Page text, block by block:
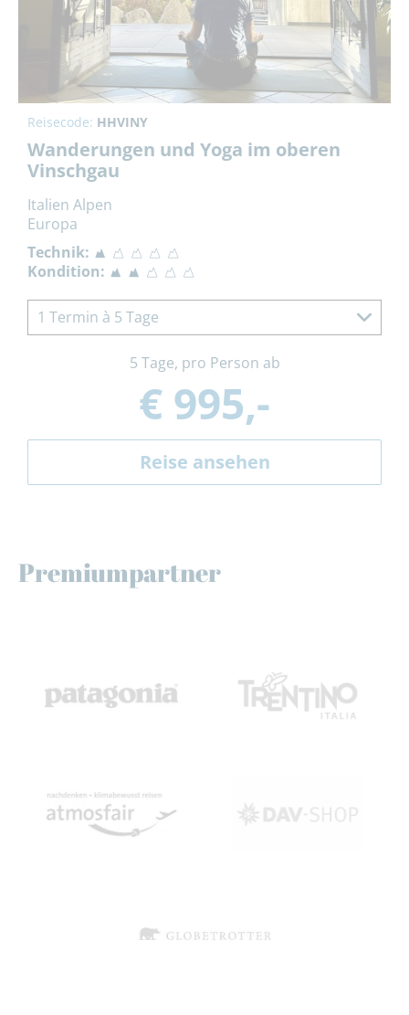
Reisecode: HHVINY
Wanderungen und Yoga im oberen
Vinschgau
Italien Alpen
Europa
Technik:
Kondition:
1 Termin à 5 Tage
5 Tage, pro Person ab
€ 995,-
Reise ansehen
Premiumpartner